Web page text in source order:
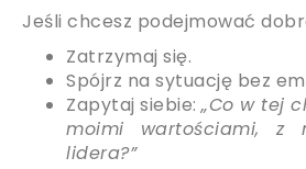
Jeśli chcesz podejmować
Zatrzymaj się.
Spójrz na sytuację bez
Zapytaj siebie:„Co w tej
moimi wartościami, z
lidera?”